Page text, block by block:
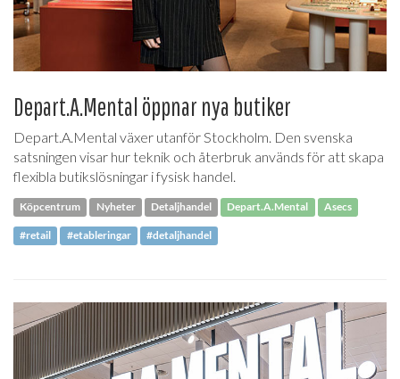
Depart.A.Mental öppnar nya butiker
Depart.A.Mental växer utanför Stockholm. Den svenska
satsningen visar hur teknik och återbruk används för att skapa
flexibla butikslösningar i fysisk handel.
Köpcentrum Nyheter Detaljhandel Depart.A.Mental Asecs
#retail #etableringar #detaljhandel